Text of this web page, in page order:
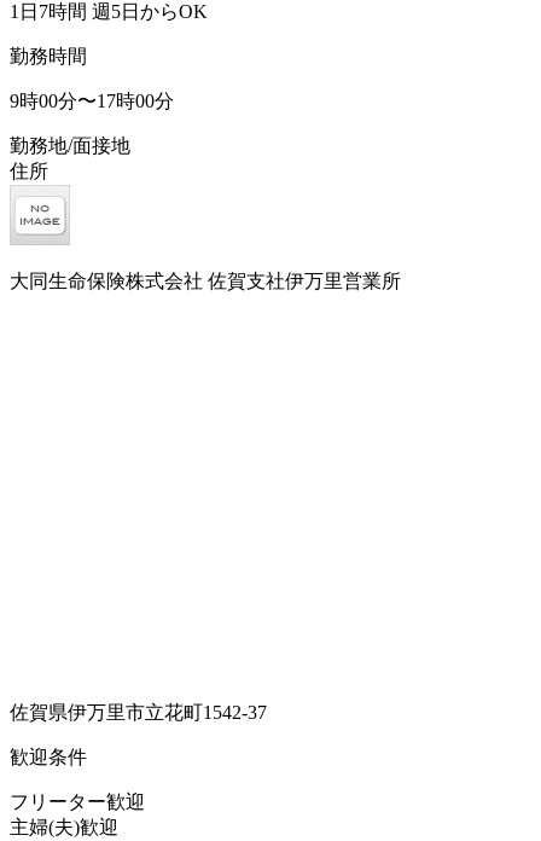
1日7時間 週5日からOK
勤務時間
9時00分〜17時00分
勤務地/面接地
住所
大同生命保険株式会社 佐賀支社伊万里営業所
佐賀県伊万里市立花町1542-37
歓迎条件
フリーター歓迎
主婦(夫)歓迎